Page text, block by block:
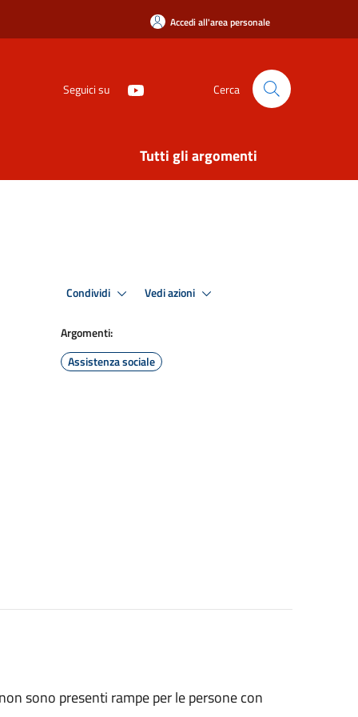
Accedi all'area personale
Seguici su Cerca
Tutti gli argomenti
Condividi Vedi azioni
Argomenti:
Assistenza sociale
sono presenti rampe per le persone con